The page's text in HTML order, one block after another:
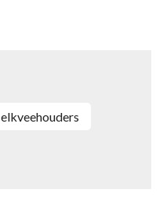
melkveehouders